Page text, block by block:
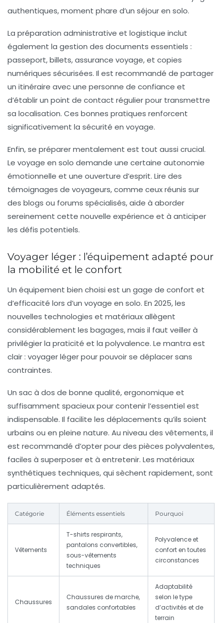
authentiques, moment phare d’un séjour en solo.
La préparation administrative et logistique inclut
également la gestion des documents essentiels :
passeport, billets, assurance voyage, et copies
numériques sécurisées. Il est recommandé de partager
un itinéraire avec une personne de confiance et
d’établir un point de contact régulier pour transmettre
sa localisation. Ces bonnes pratiques renforcent
significativement la sécurité en voyage.
Enfin, se préparer mentalement est tout aussi crucial.
Le voyage en solo demande une certaine autonomie
émotionnelle et une ouverture d’esprit. Lire des
témoignages de voyageurs, comme ceux réunis sur
des blogs ou forums spécialisés, aide à aborder
sereinement cette nouvelle expérience et à anticiper
les défis potentiels.
Voyager léger : l’équipement adapté pour
la mobilité et le confort
Un équipement bien choisi est un gage de confort et
d’efficacité lors d’un voyage en solo. En 2025, les
nouvelles technologies et matériaux allègent
considérablement les bagages, mais il faut veiller à
privilégier la praticité et la polyvalence. Le mantra est
clair : voyager léger pour pouvoir se déplacer sans
contraintes.
Un sac à dos de bonne qualité, ergonomique et
suffisamment spacieux pour contenir l’essentiel est
indispensable. Il facilite les déplacements qu’ils soient
urbains ou en pleine nature. Au niveau des vêtements, il
est recommandé d’opter pour des pièces polyvalentes,
faciles à superposer et à entretenir. Les matériaux
synthétiques techniques, qui sèchent rapidement, sont
particulièrement adaptés.
Catégorie Éléments essentiels Pourquoi
Vêtements
T-shirts respirants,
pantalons convertibles,
sous-vêtements
techniques
Polyvalence et
confort en toutes
circonstances
Chaussures
Chaussures de marche,
sandales confortables
Adaptabilité
selon le type
d’activités et de
terrain